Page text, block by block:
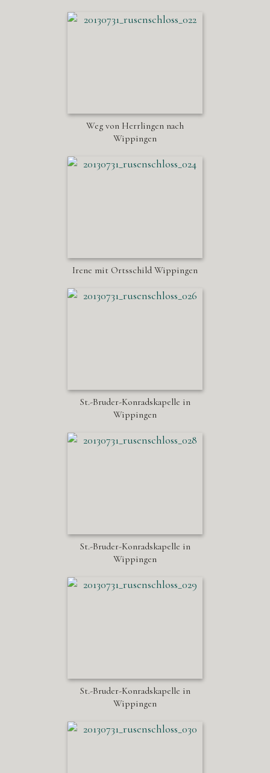
Weg von Herrlingen nach
Wippingen
Irene mit Ortsschild Wippingen
St.-Bruder-Konradskapelle in
Wippingen
St.-Bruder-Konradskapelle in
Wippingen
St.-Bruder-Konradskapelle in
Wippingen